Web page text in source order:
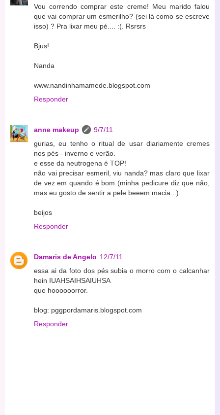
Vou correndo comprar este creme! Meu marido falou
que vai comprar um esmerilho? (sei lá como se escreve
isso) ? Pra lixar meu pé.... :(. Rsrsrs
Bjus!
Nanda
www.nandinhamamede.blogspot.com
Responder
anne makeup
9/7/11
gurias, eu tenho o ritual de usar diariamente cremes
nos pés - inverno e verão.
e esse da neutrogena é TOP!
não vai precisar esmeril, viu nanda? mas claro que lixar
de vez em quando é bom (minha pedicure diz que não,
mas eu gosto de sentir a pele beeem macia...).
beijos
Responder
Damaris de Angelo 12/7/11
essa ai da foto dos pés subia o morro com o calcanhar
hein IUAHSAIHSAIUHSA
que hoooooorror.
blog: pggpordamaris.blogspot.com
Responder